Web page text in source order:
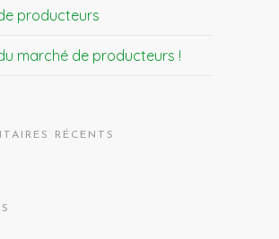
producteurs
marché de producteurs !
RÉCENTS